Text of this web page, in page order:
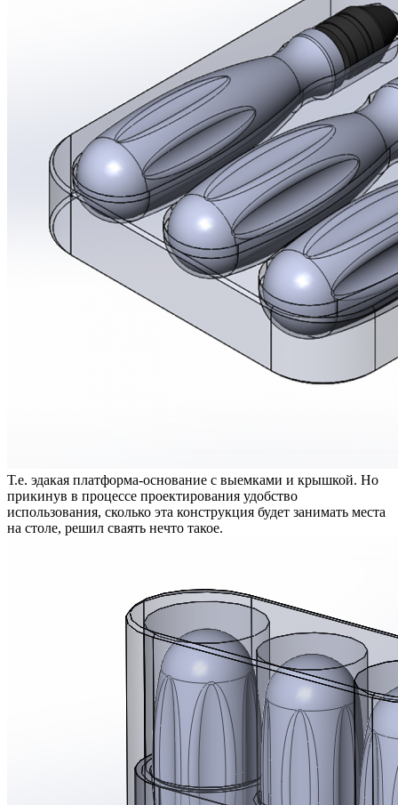
Т.е. эдакая платформа-основание с выемками и крышкой. Но
прикинув в процессе проектирования удобство
использования, сколько эта конструкция будет занимать места
на столе, решил сваять нечто такое.